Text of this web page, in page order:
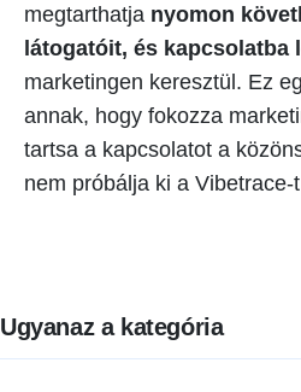
megtarthatja nyomon
látogatóit, és kapcsolatba
marketingen keresztül. Ez
annak, hogy fokozza
tartsa a kapcsolatot a
nem próbálja ki a Vibetrace-
Ugyanaz a kategória